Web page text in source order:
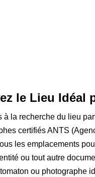
le Lieu Idéal
à la recherche du lieu
certifiés ANTS
les emplacements
ou tout autre
ou photographe